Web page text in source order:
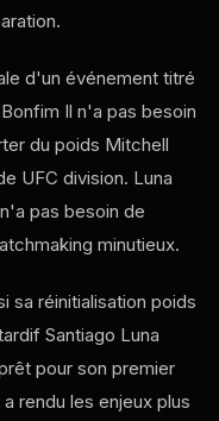
d'un événement titré
Il n'a pas besoin
du poids Mitchell
UFC division. Luna
pas besoin de
minutieux.
sa réinitialisation poids
Santiago Luna
pour son premier
rendu les enjeux plus